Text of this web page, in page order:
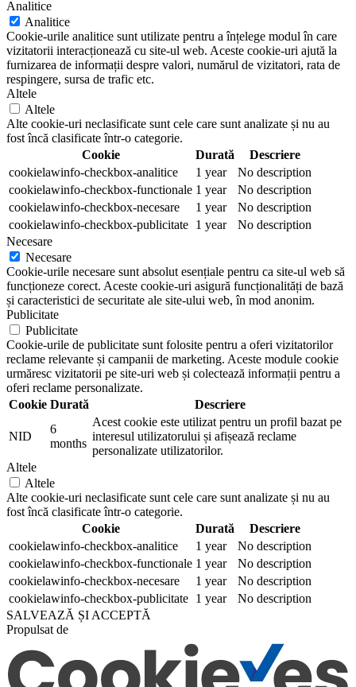
Analitice
Analitice
Cookie-urile analitice sunt utilizate pentru a înțelege modul în care
vizitatorii interacționează cu site-ul web. Aceste cookie-uri ajută la
furnizarea de informații despre valori, numărul de vizitatori, rata de
respingere, sursa de trafic etc.
Altele
Altele
Alte cookie-uri neclasificate sunt cele care sunt analizate și nu au
fost încă clasificate într-o categorie.
Cookie
Durată
Descriere
cookielawinfo-checkbox-analitice
1 year
No description
cookielawinfo-checkbox-functionale 1 year
No description
cookielawinfo-checkbox-necesare
1 year
No description
cookielawinfo-checkbox-publicitate 1 year
No description
Necesare
Necesare
Cookie-urile necesare sunt absolut esențiale pentru ca site-ul web să
funcționeze corect. Aceste cookie-uri asigură funcționalități de bază
și caracteristici de securitate ale site-ului web, în mod anonim.
Publicitate
Publicitate
Cookie-urile de publicitate sunt folosite pentru a oferi vizitatorilor
reclame relevante și campanii de marketing. Aceste module cookie
urmăresc vizitatorii pe site-uri web și colectează informații pentru a
oferi reclame personalizate.
Cookie Durată Descriere
NID
6
months
Acest cookie este utilizat pentru un profil bazat pe
interesul utilizatorului și afișează reclame
personalizate utilizatorilor.
Altele
Altele
Alte cookie-uri neclasificate sunt cele care sunt analizate și nu au
fost încă clasificate într-o categorie.
Cookie
Durată
Descriere
cookielawinfo-checkbox-analitice
1 year
No description
cookielawinfo-checkbox-functionale 1 year
No description
cookielawinfo-checkbox-necesare
1 year
No description
cookielawinfo-checkbox-publicitate 1 year
No description
SALVEAZĂ ȘI ACCEPTĂ
Propulsat de